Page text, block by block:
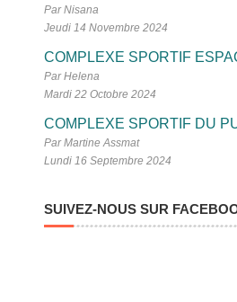
Par Nisana
Jeudi 14 Novembre 2024
COMPLEXE SPORTIF
Par Helena
Mardi 22 Octobre 2024
COMPLEXE SPORTIF DU
Par Martine Assmat
Lundi 16 Septembre 2024
SUIVEZ-NOUS SUR